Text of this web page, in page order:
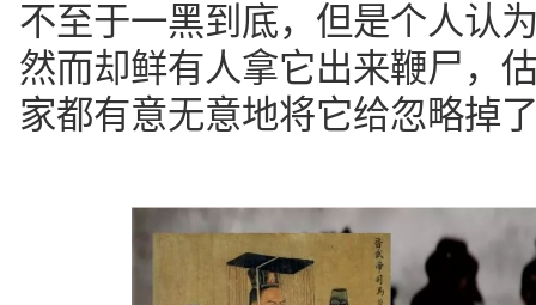
不至于一黑到底，但是个人认
然而却鲜有人拿它出来鞭尸，
家都有意无意地将它给忽略掉